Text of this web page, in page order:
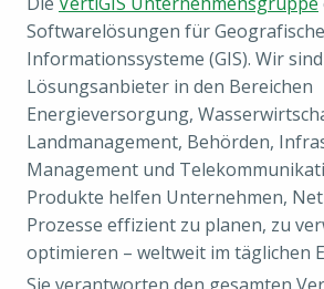
Softwarelösungen für Geografische
Informationssysteme (GIS). Wir
Lösungsanbieter in den Bereichen
Energieversorgung,
Landmanagement, Behörden,
Management und
Produkte helfen Unternehmen,
Prozesse effizient zu planen, zu
optimieren – weltweit im täglichen